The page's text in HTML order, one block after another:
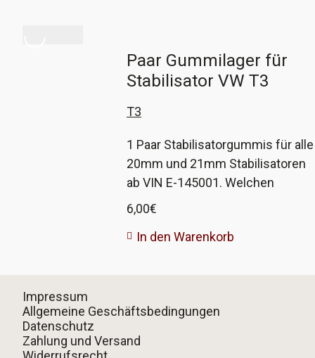
Paar Gummilager für
Stabilisator VW T3
T3
1 Paar Stabilisatorgummis für alle
20mm und 21mm Stabilisatoren
ab VIN E-145001. Welchen
Stabilisator euer Fahrzeug hat,
messen genau feststellen. Zumal
(VIN) passt und ihr 20 oder 21mm
am Stabi gemessen habt, dann
6,00€
In den Warenkorb
Impressum
Allgemeine Geschäftsbedingungen
Datenschutz
Zahlung und Versand